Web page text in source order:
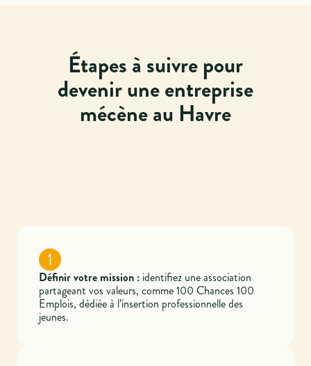
Étapes à suivre pour
devenir une entreprise
mécène au Havre
1
Définir votre mission : identifiez une association
partageant vos valeurs, comme 100 Chances 100
Emplois, dédiée à l’insertion professionnelle des
jeunes.